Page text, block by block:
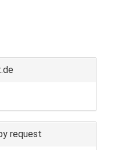
request